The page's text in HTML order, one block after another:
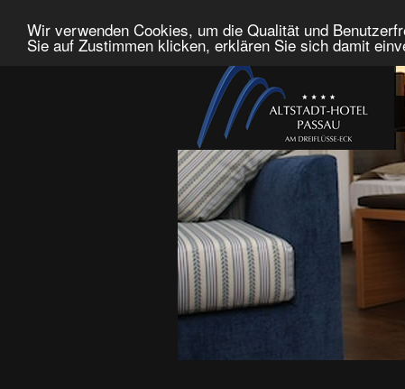
Wir verwenden Cookies, um die Qualität und
Sie auf Zustimmen klicken, erklären Sie sich damit